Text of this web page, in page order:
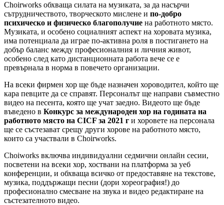
Choirworks обхваща силата на музиката, за да насърчи
сътрудничеството, творческото мислене и по-добро
психическо и физическо благополучие на работното място.
Музиката, и особено социалният аспект на хоровата музика,
има потенциала да играе по-активна роля в постигането на
добър баланс между професионалния и личния живот,
особено след като дистанционната работа вече се е
превърнала в норма в повечето организации.
На всеки фирмен хор ще бъде назначен хороводител, който ще
кара певците да се справят. Персоналът ще направи съвместно
видео на песента, която ще учат заедно. Видеото ще бъде
въведено в Конкурс за международен хор на годината на
работното място на CICF за 2021 г и хоровете на персонала
ще се състезават срещу други хорове на работното място,
които са участвали в Choirworks.
Choiworks включва индивидуални седмични онлайн сесии,
посветени на всеки хор, хоствани на платформа за уеб
конференции, и обхваща всичко от предоставяне на текстове,
музика, поддържащи песни (дори хореография!) до
професионално смесване на звука и видео редактиране на
състезателното видео.